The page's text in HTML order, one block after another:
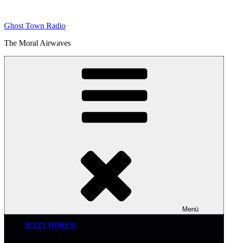
springen
Ghost Town Radio
The Moral Airwaves
Menü
JETZT HÖREN!